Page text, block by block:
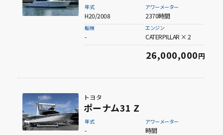
年式
H20/2008
アワーメーター
2370時間
船検
-
エンジン
CATERPILLAR × 2
26,000,000円
トヨタ
ポーナム31 Z
年式
-
アワーメーター
時間